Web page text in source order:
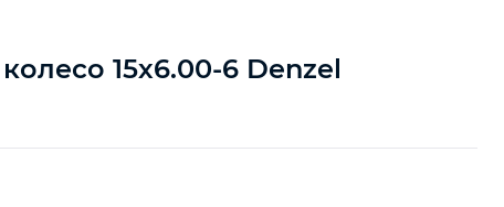
15х6.00-6 Denzel